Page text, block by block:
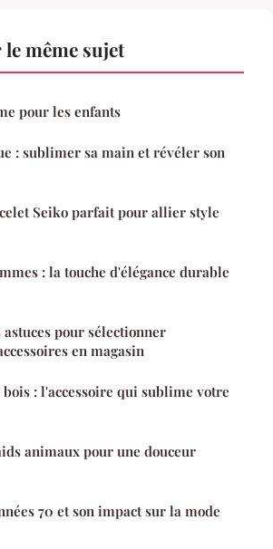
même sujet
pour les enfants
: sublimer sa main et révéler son
Seiko parfait pour allier style
: la touche d'élégance durable
pour sélectionner
en magasin
: l'accessoire qui sublime votre
animaux pour une douceur
70 et son impact sur la mode